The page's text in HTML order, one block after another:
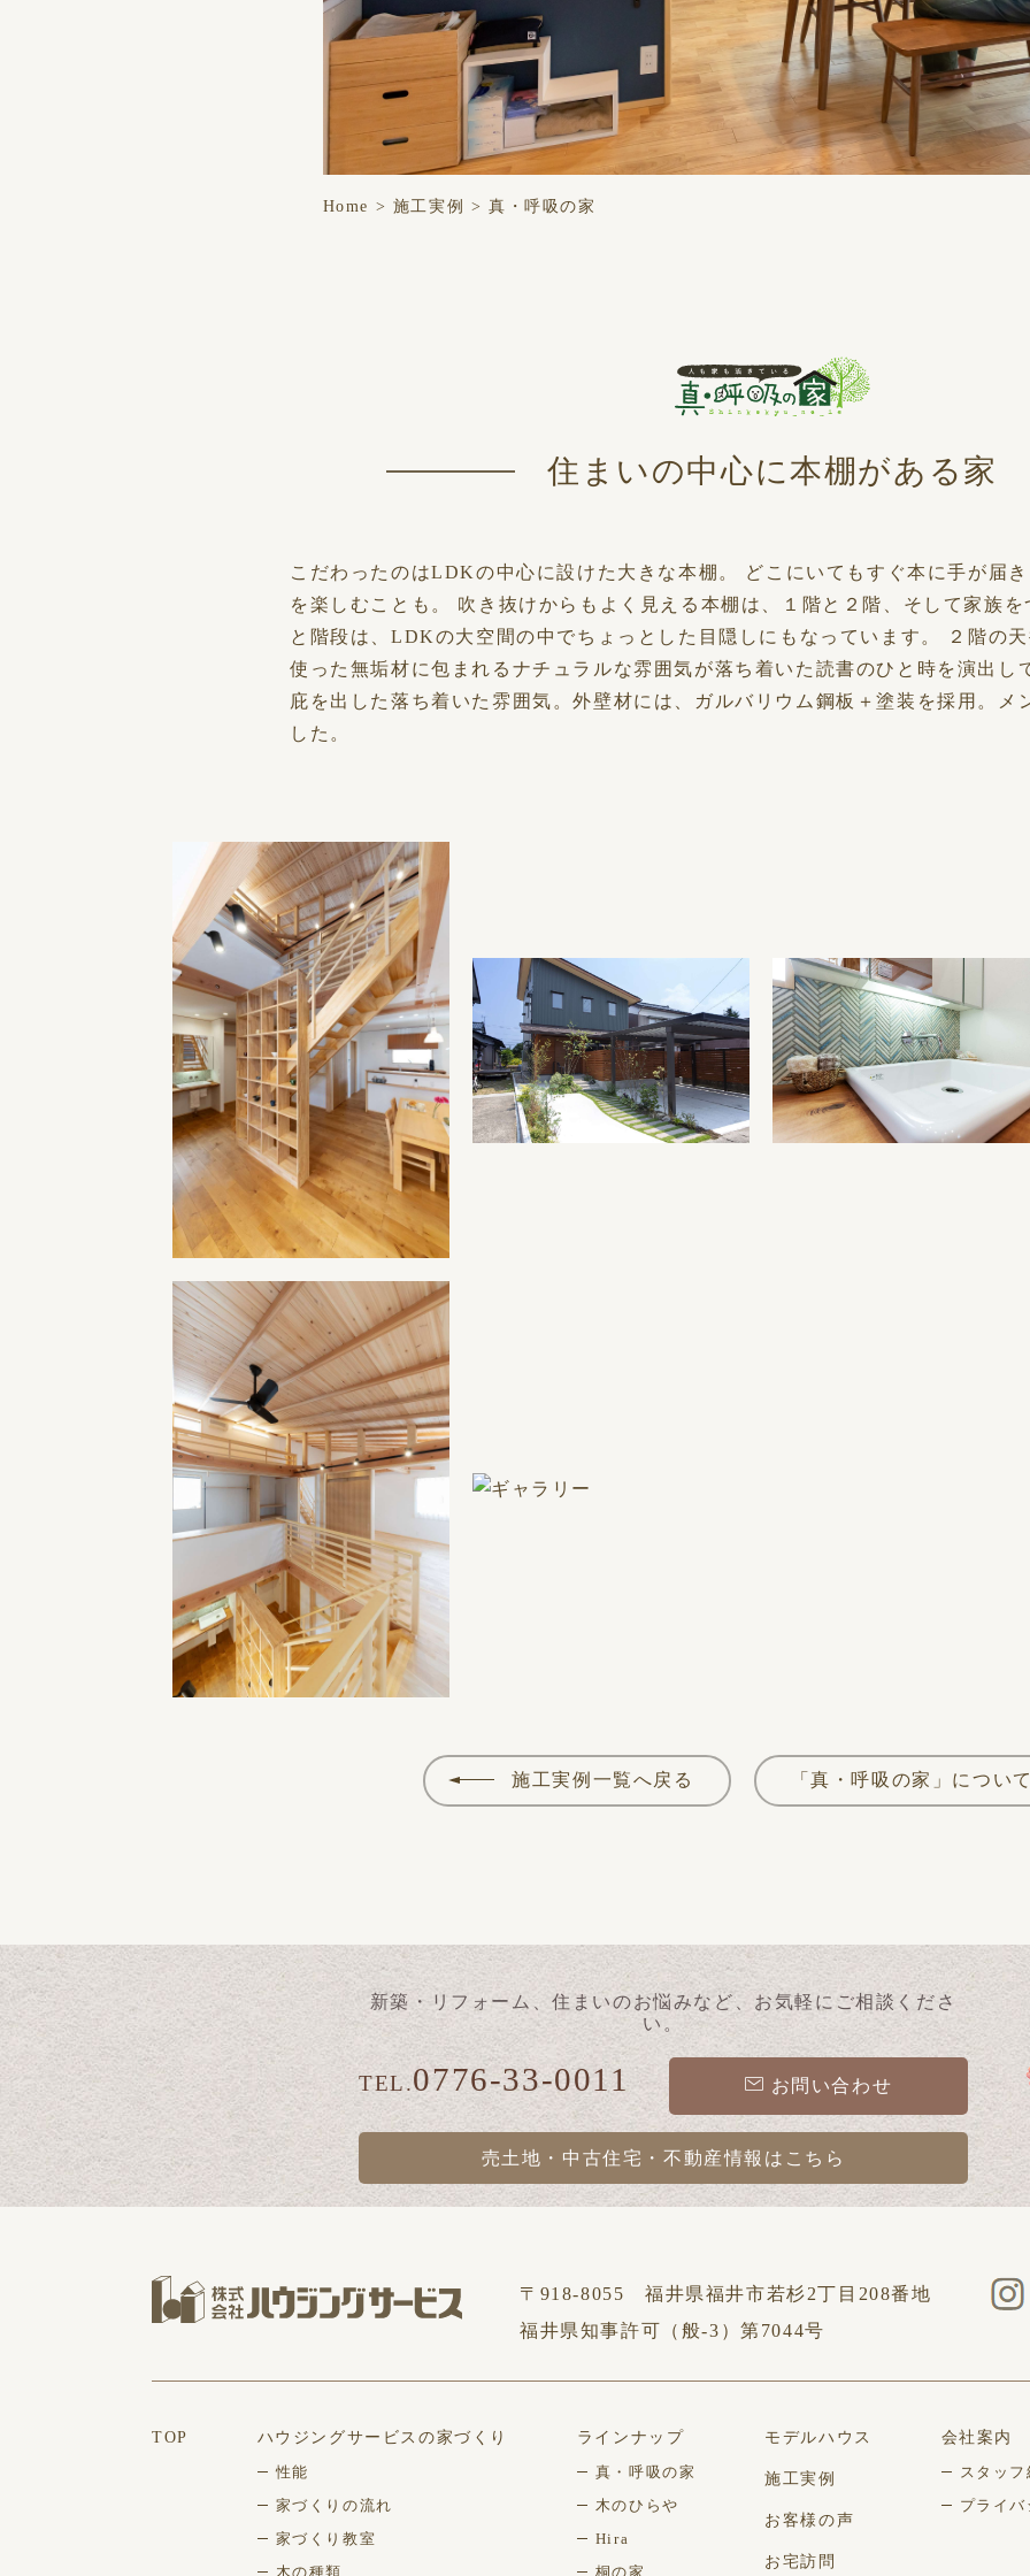
Home > 施工実例 > 真・呼吸の家
住まいの中心に本棚がある家
こだわったのはLDKの中心に設けた大きな本棚。 どこにいてもすぐ本に手が届
を楽しむことも。 吹き抜けからもよく見える本棚は、１階と２階、そして家族
と階段は、LDKの大空間の中でちょっとした目隠しにもなっています。 ２階の
使った無垢材に包まれるナチュラルな雰囲気が落ち着いた読書のひと時を演出し
庇を出した落ち着いた雰囲気。外壁材には、ガルバリウム鋼板＋塗装を採用。メ
した。
施工実例一覧へ戻る 「真・呼吸の家」につい
新築・リフォーム、住まいのお悩みなど、お気軽にご相談くださ
い。
TEL.0776-33-0011 お問い合わせ
売土地・中古住宅・不動産情報は こちら
〒918-8055 福井県福井市若杉2丁目208番地
福井県知事許可（般-3）第7044号
TOP
ハウジングサービスの家づくり
性能
家づくりの流れ
家づくり教室
木の種類
ラインナップ
真・呼吸の家
木のひらや
Hira
桐の家
モデルハウス
施工実例
お客様の声
お宅訪問
会社案内
スタッ
プライ